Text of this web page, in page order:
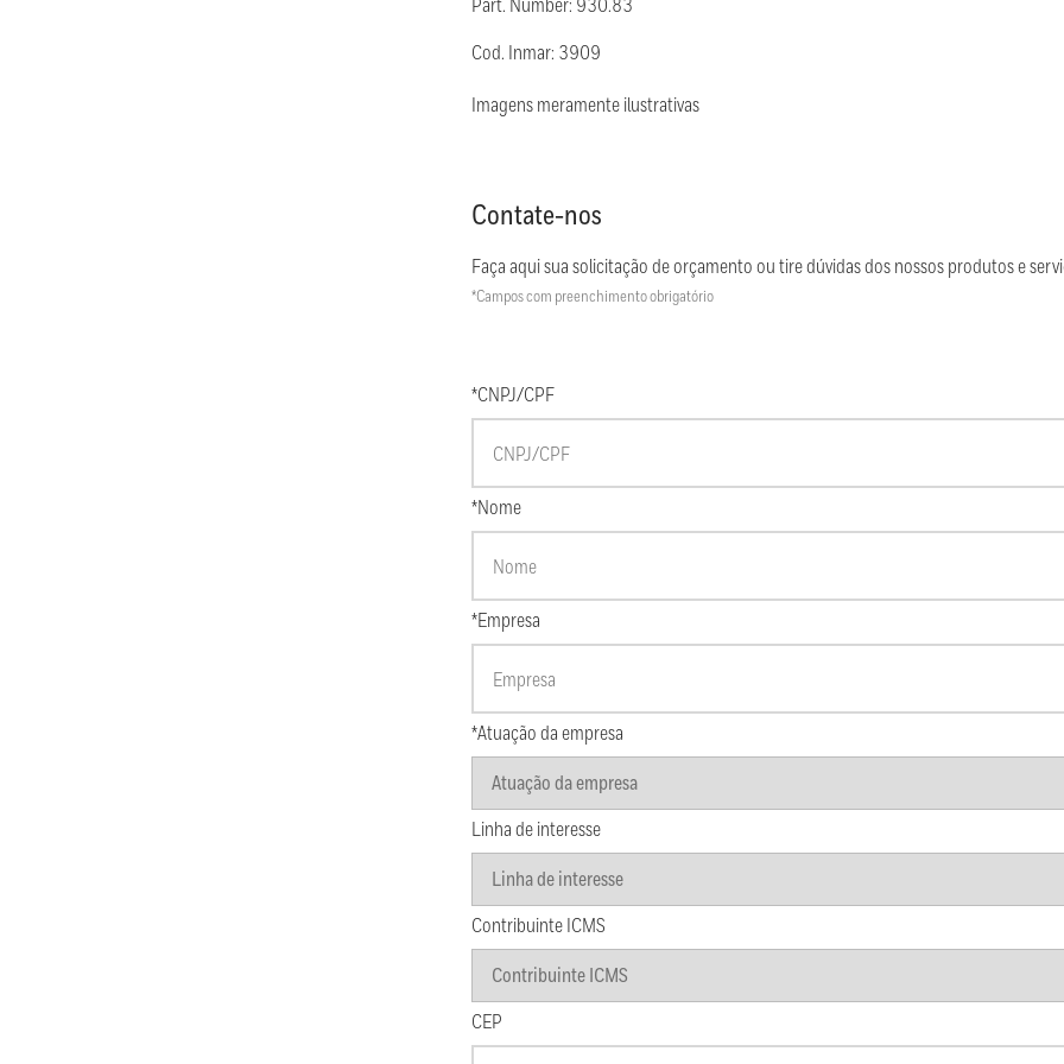
Part. Number: 930.83
Cod. Inmar: 3909
Imagens meramente ilustrativas
Contate-nos
Faça aqui sua solicitação de orçamento ou tire dúvidas dos nossos produtos e
*Campos com preenchimento obrigatório
*CNPJ/CPF
*Nome
*Empresa
*Atuação da empresa
Linha de interesse
Contribuinte ICMS
CEP